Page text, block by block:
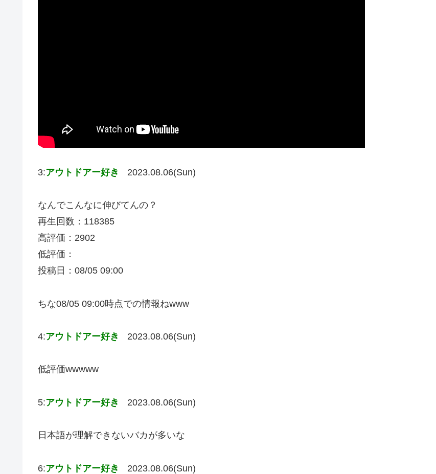
3:アウトドアー好き 2023.08.06(Sun)
なんでこんなに伸びてんの？
再生回数：118385
高評価：2902
低評価：
投稿日：08/05 09:00
ちな08/05 09:00時点での情報ねwww
4:アウトドアー好き 2023.08.06(Sun)
低評価wwwww
5:アウトドアー好き 2023.08.06(Sun)
日本語が理解できないバカが多いな
6:アウトドアー好き 2023.08.06(Sun)